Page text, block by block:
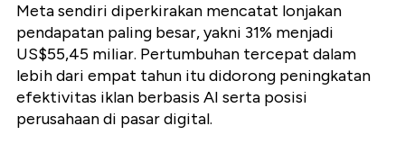
Meta sendiri diperkirakan mencatat lonjakan
pendapatan paling besar, yakni 31% menjadi
US$55,45 miliar. Pertumbuhan tercepat dalam
lebih dari empat tahun itu didorong peningkatan
efektivitas iklan berbasis AI serta posisi
perusahaan di pasar digital.